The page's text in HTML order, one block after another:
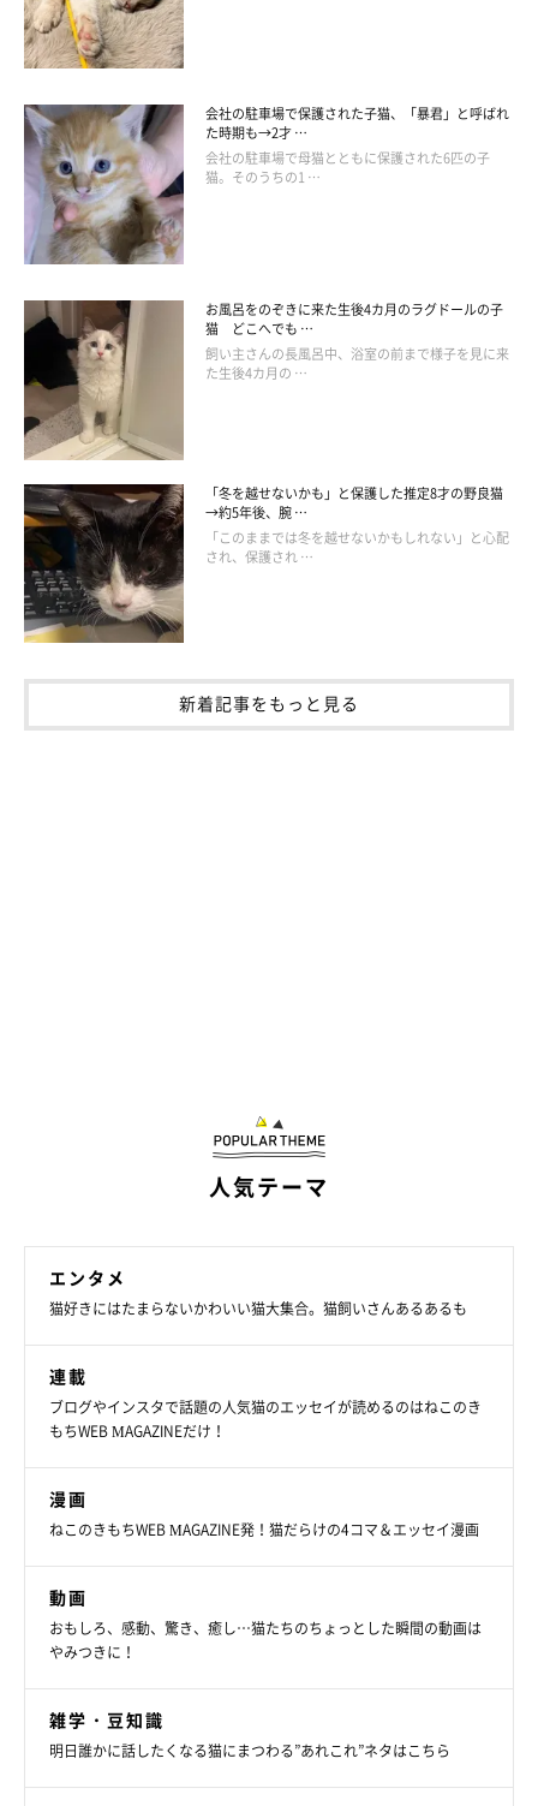
この投稿をInstagramで見る
こたとつーちゃん(@s.kotaro0530)がシェアした投稿
こたろうくんの可愛い行動に、Instagramユーザーさんからは
寝起きで飼い主さん夫婦がいないことに気づ
き…
会社の駐車場で保護された子猫、「暴君」と呼ばれ
た時期も→2才 …
会社の駐車場で母猫とともに保護された6匹の子
猫。そのうちの1 …
お風呂をのぞきに来た生後4カ月のラグドールの子
猫 どこへでも …
飼い主さんの長風呂中、浴室の前まで様子を見に来
た生後4カ月の …
「冬を越せないかも」と保護した推定8才の野良猫
→約5年後、腕 …
「このままでは冬を越せないかもしれない」と心配
され、保護され …
新着記事をもっと見る
人気テーマ
エンタメ
猫好きにはたまらないかわいい猫大集合。猫飼いさんあるあるも
連載
ブログやインスタで話題の人気猫のエッセイが読めるのはねこのき
もちWEB MAGAZINEだけ！
漫画
ねこのきもちWEB MAGAZINE発！猫だらけの4コマ＆エッセイ漫画
動画
おもしろ、感動、驚き、癒し…猫たちのちょっとした瞬間の動画は
やみつきに！
雑学・豆知識
明日誰かに話したくなる猫にまつわる”あれこれ”ネタはこちら